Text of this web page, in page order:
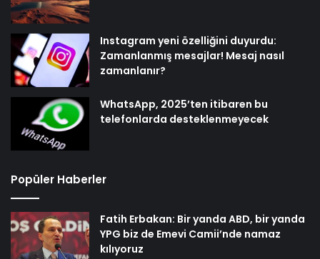
Instagram yeni özelliğini duyurdu:
Zamanlanmış mesajlar! Mesaj nasıl
zamanlanır?
WhatsApp, 2025’ten itibaren bu
telefonlarda desteklenmeyecek
Popüler Haberler
Fatih Erbakan: Bir yanda ABD, bir yanda
YPG biz de Emevi Camii’nde namaz
kılıyoruz